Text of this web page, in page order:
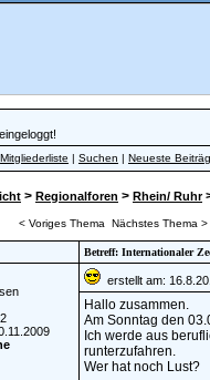
Mitgliederliste | Suchen | Neueste
> Regionalforen > Rhein/ Ruhr
< Voriges Thema Nächstes Thema >
Betreff: Internationaler
erstellt am:
Hallo zusammen.
Am Sonntag den
Ich werde aus
runterzufahren.
Wer hat noch Lust?